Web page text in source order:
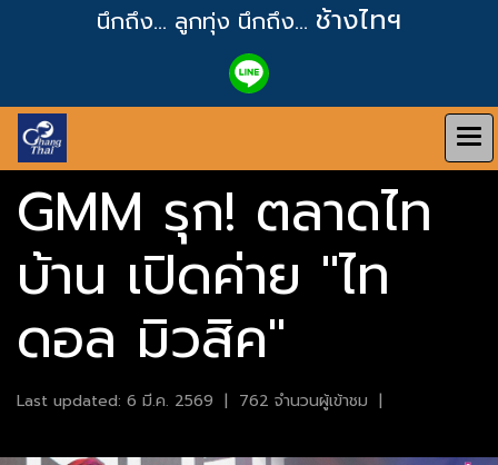
นึกถึง... ลูกทุ่ง นึกถึง... ช้างไทฯ
GMM รุก! ตลาดไท
บ้าน เปิดค่าย "ไท
ดอล มิวสิค"
Last updated: 6 มี.ค. 2569 | 762 จำนวนผู้เข้าชม |